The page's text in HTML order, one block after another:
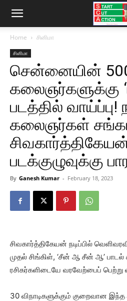
Home சினிமா
சினிமா
சென்னையின்
கலைஞர்களுக்கு
படத்தில்
கலைஞர்கள்
படக்குழுவுக்கு
By Ganesh Kumar - February 18, 2023
சிவகார்த்திகேயன் நடிப்பில்
முதல் சிங்கிள், ‘சீன் ஆ சீன் ஆ’ பாடல்
ரசிகர்களிடையே வரவேற்பைப் பெற்று
30 விநாடிகளுக்கும் குறைவான